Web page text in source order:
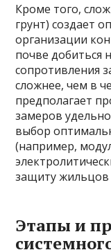
Кроме того,
грунт) создает
организации
почве добиться
сопротивления
сложнее, чем в
предполагает
замеров
выбор
(например,
защиту
Этапы и